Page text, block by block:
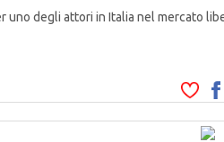
uno degli attori in Italia nel mercato